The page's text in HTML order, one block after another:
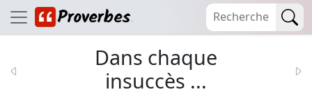
Dans chaque
insuccès ...